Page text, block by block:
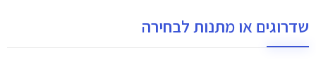
שדרוגים או מתנות לבחירה